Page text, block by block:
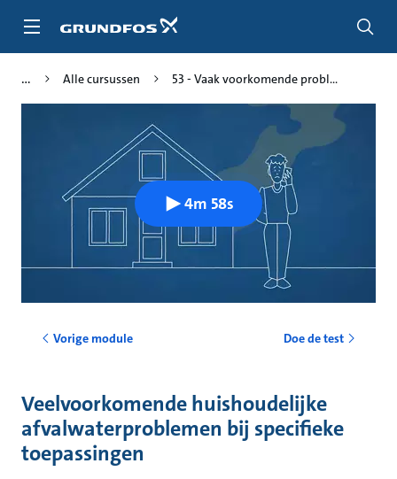
naar
Alle cursussen 53 - Vaak voorkomende probl...
4m 58s
Vorige module Doe de test
Veelvoorkomende huishoudelijke
afvalwaterproblemen bij specifieke
toepassingen